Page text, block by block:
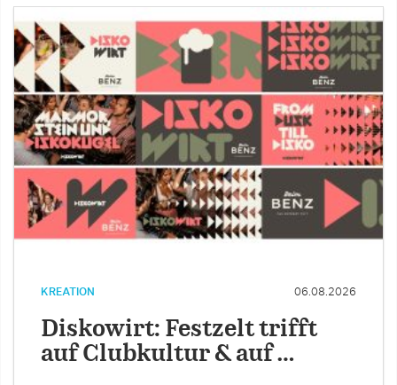
KREATION 06.08.2026
Diskowirt: Festzelt trifft
auf Clubkultur & auf …